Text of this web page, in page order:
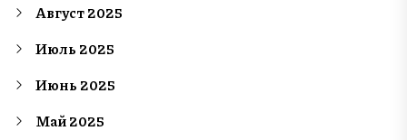
Август 2025
Июль 2025
Июнь 2025
Май 2025